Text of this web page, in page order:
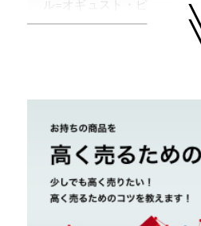
ル=オギュスト・ピゲが創
ィリップとヴァシュロン・
に世界三大高級時計メーカ
ーンフェイズなど複雑な機
メーカーとしての地位を世
代表的モデルとして、八角
ジが特徴的な『ロイヤル・
ース『ミレネリー』などが
は、自社製ムーブメントを